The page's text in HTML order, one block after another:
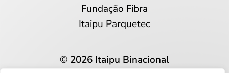
Fundação Fibra
Itaipu Parquetec
© 2026 Itaipu Binacional